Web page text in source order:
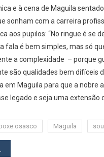
e à cena de Maguila
sonham com a carreira
aos pupilos: “No ringue é se
fala é bem simples, mas só
a complexidade – porque
são qualidades bem difíceis
em Maguila para que a nobre
legado e seja uma extensão
boxe osasco Maguila